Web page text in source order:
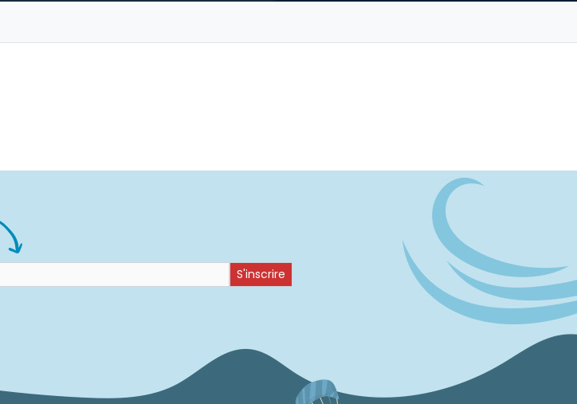
S'inscrire